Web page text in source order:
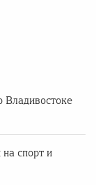
Владивостоке
спорт и